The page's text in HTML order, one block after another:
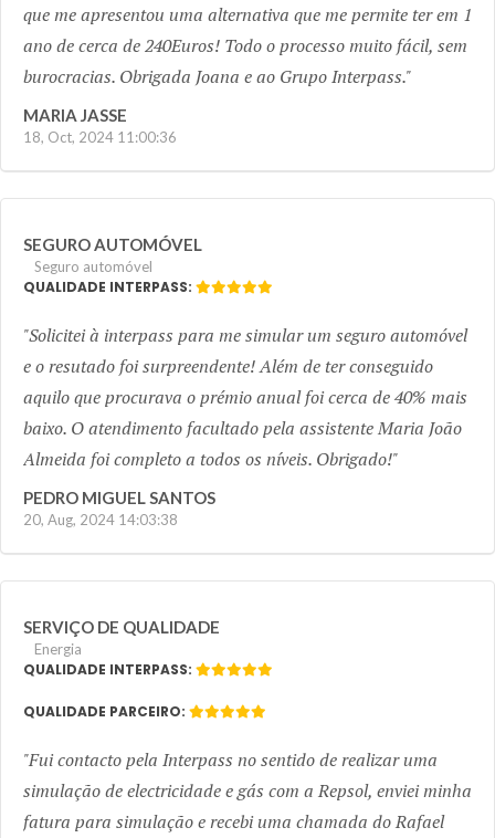
que me apresentou uma alternativa que me permite ter em 1
ano de cerca de 240Euros! Todo o processo muito fácil, sem
burocracias. Obrigada Joana e ao Grupo Interpass.
MARIA JASSE
18, Oct, 2024 11:00:36
SEGURO AUTOMÓVEL
Seguro automóvel
QUALIDADE INTERPASS:
Solicitei à interpass para me simular um seguro automóvel
e o resutado foi surpreendente! Além de ter conseguido
aquilo que procurava o prémio anual foi cerca de 40% mais
baixo. O atendimento facultado pela assistente Maria João
Almeida foi completo a todos os níveis. Obrigado!
PEDRO MIGUEL SANTOS
20, Aug, 2024 14:03:38
SERVIÇO DE QUALIDADE
Energia
QUALIDADE INTERPASS:
QUALIDADE PARCEIRO:
Fui contacto pela Interpass no sentido de realizar uma
simulação de electricidade e gás com a Repsol, enviei minha
fatura para simulação e recebi uma chamada do Rafael